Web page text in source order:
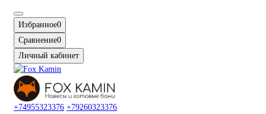
Избранное0
Сравнение0
Личный кабинет
+74955323376 +79260323376